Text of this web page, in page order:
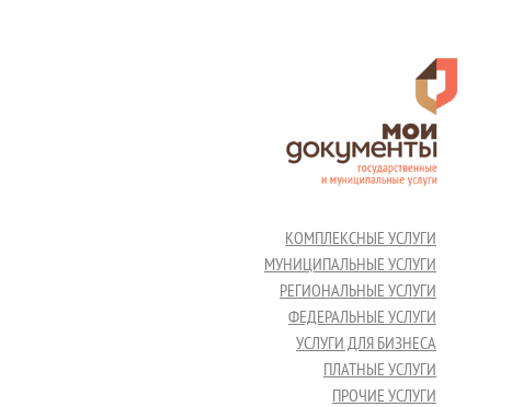
КОМПЛЕКСНЫЕ УСЛУГИ
МУНИЦИПАЛЬНЫЕ УСЛУГИ
РЕГИОНАЛЬНЫЕ УСЛУГИ
ФЕДЕРАЛЬНЫЕ УСЛУГИ
УСЛУГИ ДЛЯ БИЗНЕСА
ПЛАТНЫЕ УСЛУГИ
ПРОЧИЕ УСЛУГИ